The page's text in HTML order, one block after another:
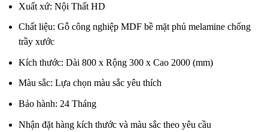
là:
2.750.000 ₫.
tại
là:
Xuất xứ: Nội Thất HD
Chất liệu: Gỗ công nghiệp MDF bề mặt phủ melamine chống
trầy xước
Kích thước: Dài 800 x Rộng 300 x Cao 2000 (mm)
Màu sắc: Lựa chọn màu sắc yêu thích
Bảo hành: 24 Tháng
Nhận đặt hàng kích thước và màu sắc theo yêu cầu